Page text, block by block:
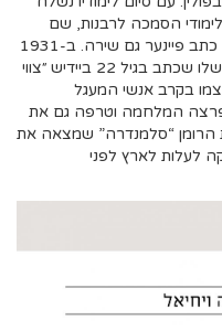
לימודי הסמכה לרבנות, שם
נחשב עילוי. במקביל ללימודים התורניים, כתב פיינער גם שירה. ב-1931
שכתב בגיל 22 ביידיש
״צווי
בקרב אנשי המעגל
פרצה המלחמה וטרפה גם את
הרומן “סלמנדרה” שמצאה את
לעלות לארץ לפני